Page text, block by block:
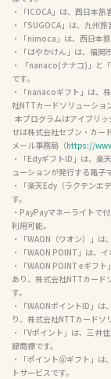
・「ICOCA」は、西日本旅
・「SUGOCA」は、九州
・「nimoca」は、西日本
・「はやかけん」は、福岡
・ 「nanaco(ナナコ)」と
です。
・「nanacoギフト」は、
社NTTカードソリューショ
せは株式会社セブン・カー
メール事務局（https://
・「EdyギフトID」は、楽
ューションが発行する電子
・「楽天Edy（ラクテンエ
す。
・PayPayマネーライトで
利用可能。
・「WAON（ワオン）」は
・「WAON POINT」は、
・「WAON POINT eギフ
あり、株式会社NTTカード
す。
・「WAONポイントID」
り、株式会社NTTカードソ
・「Vポイント」は、三井
録商標です。
・「ポイント＠ギフト」
トサービスです。